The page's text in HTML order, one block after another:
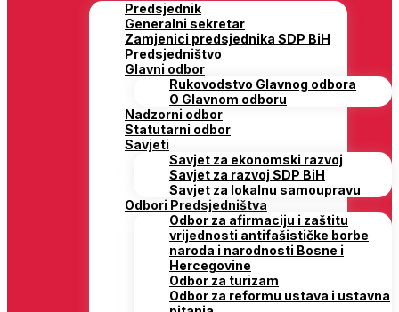
Predsjednik
Generalni sekretar
Zamjenici predsjednika SDP BiH
Predsjedništvo
Glavni odbor
Rukovodstvo Glavnog odbora
O Glavnom odboru
Nadzorni odbor
Statutarni odbor
Savjeti
Savjet za ekonomski razvoj
Savjet za razvoj SDP BiH
Savjet za lokalnu samoupravu
Odbori Predsjedništva
Odbor za afirmaciju i zaštitu
vrijednosti antifašističke borbe
naroda i narodnosti Bosne i
Hercegovine
Odbor za turizam
Odbor za reformu ustava i ustavna